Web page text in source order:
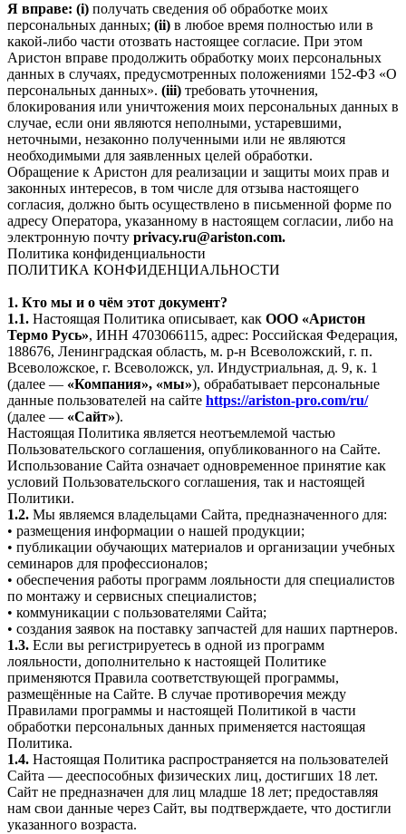
Я вправе: (i) получать сведения об обработке моих
персональных данных; (ii) в любое время полностью или в
какой-либо части отозвать настоящее согласие. При этом
Аристон вправе продолжить обработку моих персональных
данных в случаях, предусмотренных положениями 152-ФЗ «О
персональных данных». (iii) требовать уточнения,
блокирования или уничтожения моих персональных данных в
случае, если они являются неполными, устаревшими,
неточными, незаконно полученными или не являются
необходимыми для заявленных целей обработки.
Обращение к Аристон для реализации и защиты моих прав и
законных интересов, в том числе для отзыва настоящего
согласия, должно быть осуществлено в письменной форме по
адресу Оператора, указанному в настоящем согласии, либо на
электронную почту privacy.ru@ariston.com.
Политика конфиденциальности
ПОЛИТИКА КОНФИДЕНЦИАЛЬНОСТИ
1. Кто мы и о чём этот документ?
1.1. Настоящая Политика описывает, как ООО «Аристон
Термо Русь», ИНН 4703066115, адрес: Российская Федерация,
188676, Ленинградская область, м. р-н Всеволожский, г. п.
Всеволожское, г. Всеволожск, ул. Индустриальная, д. 9, к. 1
(далее — «Компания», «мы»), обрабатывает персональные
данные пользователей на сайте https://ariston-pro.com/ru/
(далее — «Сайт»).
Настоящая Политика является неотъемлемой частью
Пользовательского соглашения, опубликованного на Сайте.
Использование Сайта означает одновременное принятие как
условий Пользовательского соглашения, так и настоящей
Политики.
1.2. Мы являемся владельцами Сайта, предназначенного для:
• размещения информации о нашей продукции;
• публикации обучающих материалов и организации учебных
семинаров для профессионалов;
• обеспечения работы программ лояльности для специалистов
по монтажу и сервисных специалистов;
• коммуникации с пользователями Сайта;
• создания заявок на поставку запчастей для наших партнеров.
1.3. Если вы регистрируетесь в одной из программ
лояльности, дополнительно к настоящей Политике
применяются Правила соответствующей программы,
размещённые на Сайте. В случае противоречия между
Правилами программы и настоящей Политикой в части
обработки персональных данных применяется настоящая
Политика.
1.4. Настоящая Политика распространяется на пользователей
Сайта — дееспособных физических лиц, достигших 18 лет.
Сайт не предназначен для лиц младше 18 лет; предоставляя
нам свои данные через Сайт, вы подтверждаете, что достигли
указанного возраста.